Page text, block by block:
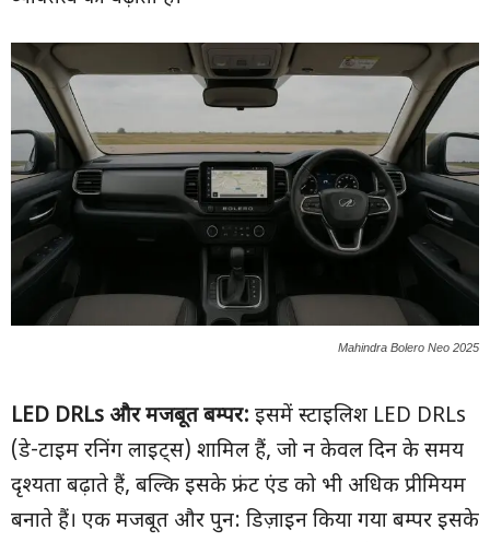
Mahindra Bolero Neo 2025
LED DRLs और मजबूत बम्पर: इसमें स्टाइलिश LED DRLs
(डे-टाइम रनिंग लाइट्स) शामिल हैं, जो न केवल दिन के समय
दृश्यता बढ़ाते हैं, बल्कि इसके फ्रंट एंड को भी अधिक प्रीमियम
बनाते हैं। एक मजबूत और पुन: डिज़ाइन किया गया बम्पर इसके